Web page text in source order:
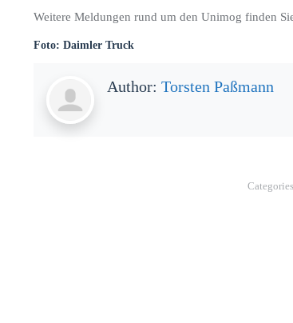
Weitere Meldungen rund um den Unimog finden
Foto: Daimler Truck
Author: Torsten Paßmann